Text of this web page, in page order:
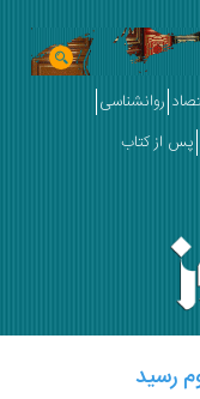
روانشناسی
پس از کتاب
رسید